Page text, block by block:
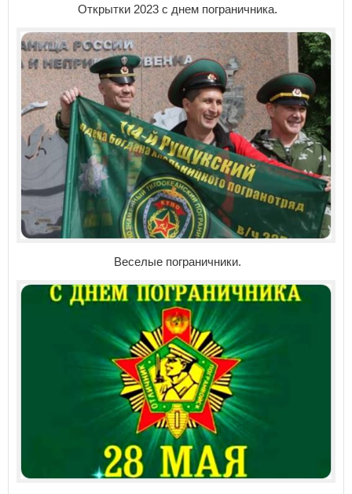
Открытки 2023 с днем пограничника.
Веселые пограничники.